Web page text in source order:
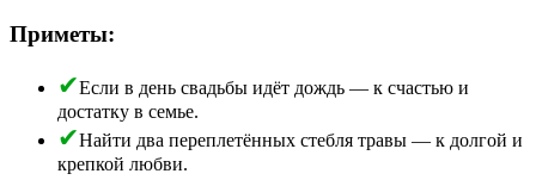
Приметы:
Если в день свадьбы идёт дождь — к счастью и
достатку в семье.
Найти два переплетённых стебля травы — к долгой и
крепкой любви.